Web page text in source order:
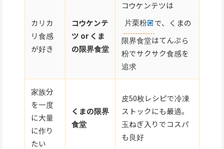
カリカ
リ食感
が好き
コウケンテ
ツ or くま
の限界食堂
コウケンテツは
片栗粉
で、くまの
限界食堂はてんぷら
粉でサクサク食感を
追求
家族分
を一度
に大量
に作り
たい
くまの限界
食堂
皮50枚レシピで冷凍
ストックにも最適。
玉ねぎ入りでコスパ
も良好